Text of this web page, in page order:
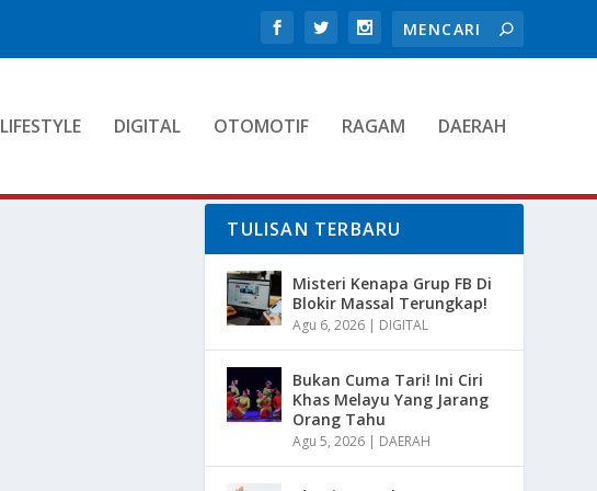
LIFESTYLE DIGITAL OTOMOTIF RAGAM DAERAH
TULISAN TERBARU
Misteri Kenapa Grup FB Di
Blokir Massal Terungkap!
Agu 6, 2026 | DIGITAL
Bukan Cuma Tari! Ini Ciri
Khas Melayu Yang Jarang
Orang Tahu
Agu 5, 2026 | DAERAH